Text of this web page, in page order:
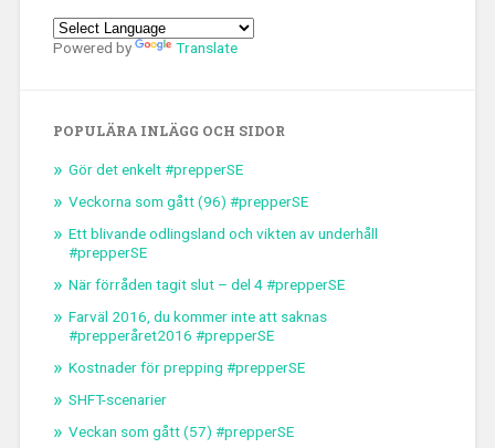
Powered by Translate
POPULÄRA INLÄGG OCH SIDOR
Gör det enkelt #prepperSE
Veckorna som gått (96) #prepperSE
Ett blivande odlingsland och vikten av underhåll
#prepperSE
När förråden tagit slut – del 4 #prepperSE
Farväl 2016, du kommer inte att saknas
#prepperåret2016 #prepperSE
Kostnader för prepping #prepperSE
SHFT-scenarier
Veckan som gått (57) #prepperSE